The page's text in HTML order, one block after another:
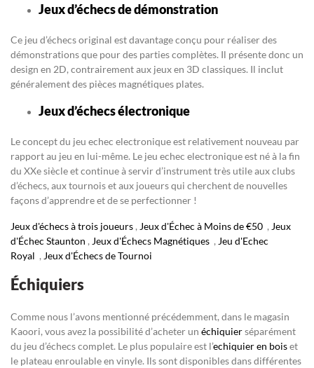
Jeux d’échecs de démonstration
Ce jeu d’échecs original est davantage conçu pour réaliser des
démonstrations que pour des parties complètes. Il présente donc un
design en 2D, contrairement aux jeux en 3D classiques. Il inclut
généralement des pièces magnétiques plates.
Jeux d’échecs électronique
Le concept du jeu echec electronique est relativement nouveau par
rapport au jeu en lui-même. Le jeu echec electronique est né à la fin
du XXe siècle et continue à servir d’instrument très utile aux clubs
d’échecs, aux tournois et aux joueurs qui cherchent de nouvelles
façons d’apprendre et de se perfectionner !
Jeux d'échecs à trois joueurs , Jeux d'Échec à Moins de €50 , Jeux
d'Échec Staunton , Jeux d'Échecs Magnétiques , Jeu d'Echec
Royal , Jeux d'Échecs de Tournoi
Échiquiers
Comme nous l’avons mentionné précédemment, dans le magasin
Kaoori, vous avez la possibilité d’acheter un échiquierséparément
du jeu d’échecs complet. Le plus populaire est l’echiquier en boiset
le plateau enroulable en vinyle. Ils sont disponibles dans différentes